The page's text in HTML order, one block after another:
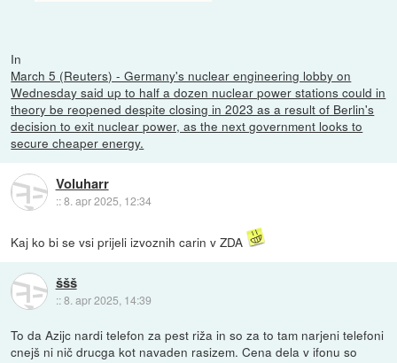
In
March 5 (Reuters) - Germany's nuclear engineering lobby on
Wednesday said up to half a dozen nuclear power stations could in
theory be reopened despite closing in 2023 as a result of Berlin's
decision to exit nuclear power, as the next government looks to
secure cheaper energy.
Voluharr
::8. apr 2025, 12:34
Kaj ko bi se vsi prijeli izvoznih carin v ZDA
ššš
::8. apr 2025, 14:39
To da Azijc nardi telefon za pest riža in so za to tam narjeni telefoni
cnejš ni nič drucga kot navaden rasizem. Cena dela v ifonu so